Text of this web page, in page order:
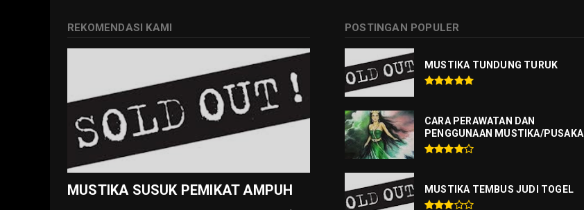
MUSTIKA LANGGENG PERNIKAHAN
MUSTIKA KHODAM SURO
Agustus 01, 2026
GALLERY MUSTIKA
MUSTIKA MANTRA CINTA
REKOMENDASI KAMI
MUSTIKA SUSUK PEMIKAT AMPUH
POSTINGAN POPULER
MUSTIKA TUNDUNG TURUK
CARA PERAWATAN DAN
PENGGUNAAN MUSTIKA/PUSAKA
MUSTIKA TEMBUS JUDI TOGEL